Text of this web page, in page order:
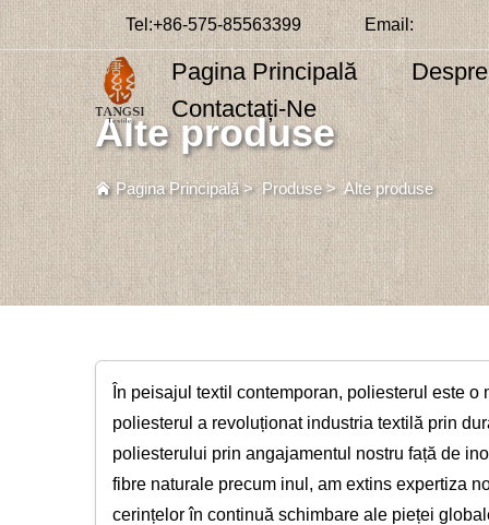
Tel:+86-575-85563399 Email:
Pagina Principală
Contactați-Ne
Alte produse
Pagina Principală> Produse> Alte produse
În peisajul textil contemporan, poliesterul este
poliesterul a revoluționat industria textilă prin
poliesterului prin angajamentul nostru față de
fibre naturale precum inul, am extins expertiza
cerințelor în continuă schimbare ale pieței